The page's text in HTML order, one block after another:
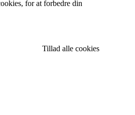
for at forbedre din
Tillad alle cookies